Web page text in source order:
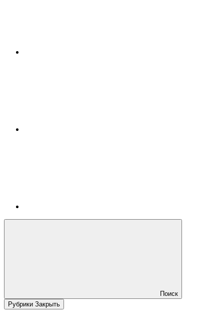
Поиск
Рубрики Закрыть